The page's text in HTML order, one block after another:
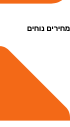
נוחים